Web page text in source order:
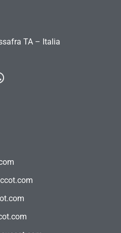
TA – Italia